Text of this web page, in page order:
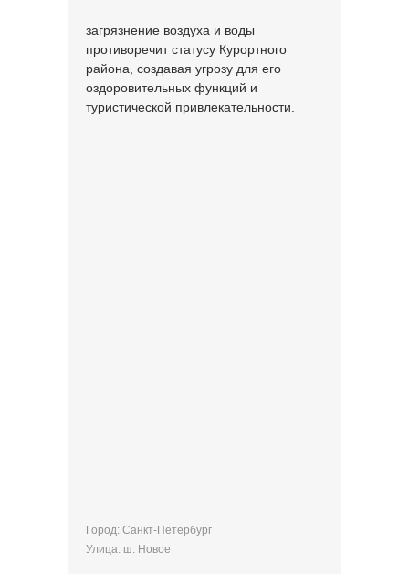
загрязнение воздуха и воды
противоречит статусу Курортного
района, создавая угрозу для его
оздоровительных функций и
туристической привлекательности.
Город: Санкт-Петербург
Улица: ш. Новое